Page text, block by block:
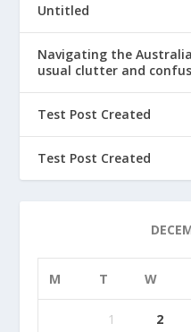
Untitled
Navigating the
usual clutter and
Test Post Created
Test Post Created
M T W
1 2